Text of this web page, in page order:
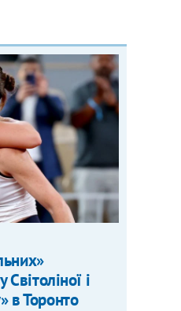
Світоліної і
в Торонто